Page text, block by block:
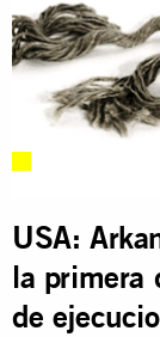
USA:
la primera
de